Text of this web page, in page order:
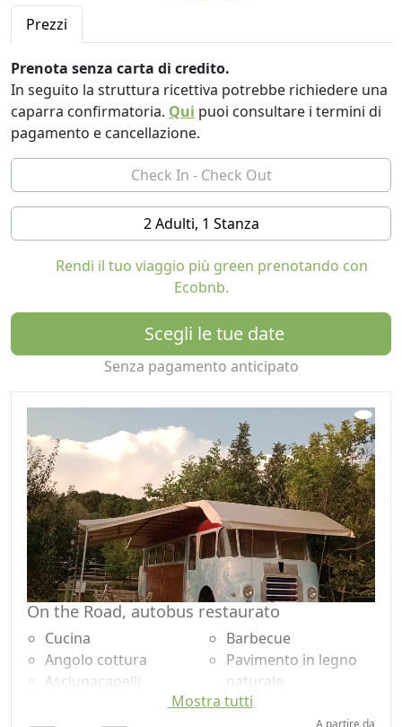
Circondati da campi, boschi, frutteti, uliveti e colline,
sarete completamente immersi nella natura, in un
territorio rinomato in tutto il mondo per la sua cucina,
presidio Slow Food per l'unicità dei suoi prodotti tipici.
A disposizione degli ospiti in Country House:
2 confortevoli soluzioni abitative indipendenti famigliari
, con bagno e angolo cottura, patio esterno privato
arredato per i vostri pasti
Alloggio Giardina: ambiente unicp di 40 mq adatto al
soggiorno di 4 persone
Bilocale Greca : due stanze comunicati adatto al
soggiorno di 5 persone.
A disposizione degli ospiti in Glamping:
3 locations su ruota con bagno e cucina privati , patio
arredato e ombreggiato con ampio giardino privato. Si
tratta di carovane gitane o pulmann vintage degli anni
'60, completamente restaurati e arredati .
Tutte le tipologie di alloggio hanno in dotazione
accessori , attrezzature , lenzuola e asciugamani,
biancheria per il bagno e la cucina.
Servizi inclusi nel costo dell'alloggio:
accogliente salone con camino per il barbecue;
biopiscina circondata dalla natura e dal paesaggio delle
colline.
Servizio Wi-fi free
parcheggio
area barbecue
Saranno nostri graditi ospiti anche i vostri animali!
Per chi arriva in treno, è a disposizione degli ospiti, su
richiesta, un servizio di navetta dalla Stazione di Parma
o di Salsomaggiore Terme.
Prezzi
Prenota senza carta di credito.
In seguito la struttura ricettiva potrebbe richiedere una
caparra confirmatoria. Qui puoi consultare i termini di
pagamento e cancellazione.
2 Adulti, 1 Stanza
Rendi il tuo viaggio più green prenotando con
Ecobnb.
Scegli le tue date
Senza pagamento anticipato
On the Road, autobus restaurato
Cucina
Angolo cottura
Asciugacapelli
Barbecue
Pavimento in legno
naturale
Doccia
Mostra tutti
A partire da